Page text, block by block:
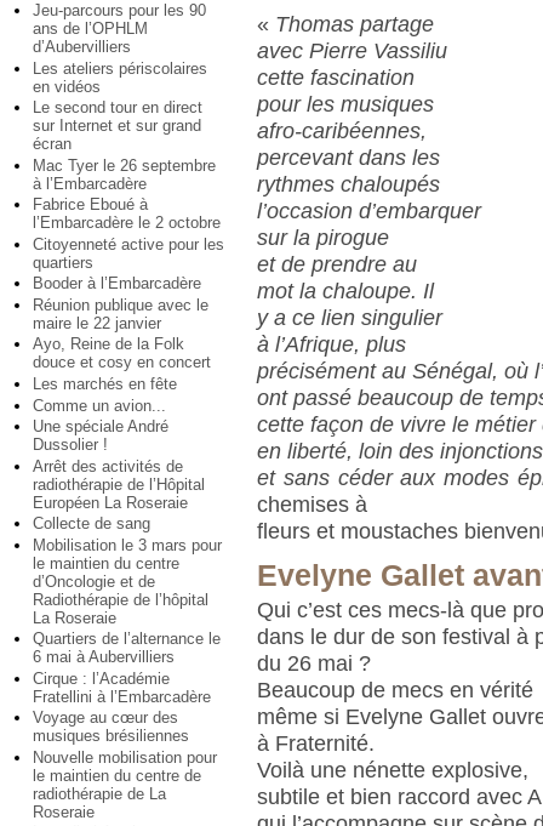
Jeu-parcours pour les 90
ans de l’OPHLM
d’Aubervilliers
Les ateliers périscolaires
en vidéos
Le second tour en direct
sur Internet et sur grand
écran
Mac Tyer le 26 septembre
à l’Embarcadère
Fabrice Eboué à
l’Embarcadère le 2 octobre
Citoyenneté active pour les
quartiers
Booder à l’Embarcadère
Réunion publique avec le
maire le 22 janvier
Ayo, Reine de la Folk
douce et cosy en concert
Les marchés en fête
Comme un avion...
Une spéciale André
Dussolier !
Arrêt des activités de
radiothérapie de l’Hôpital
Européen La Roseraie
Collecte de sang
Mobilisation le 3 mars pour
le maintien du centre
d’Oncologie et de
Radiothérapie de l’hôpital
La Roseraie
Quartiers de l’alternance le
6 mai à Aubervilliers
Cirque : l’Académie
Fratellini à l’Embarcadère
Voyage au cœur des
musiques brésiliennes
Nouvelle mobilisation pour
le maintien du centre de
radiothérapie de La
Roseraie
« Thomas partage
avec Pierre Vassiliu
cette fascination
pour les musiques
afro-caribéennes,
percevant dans les
rythmes chaloupés
l’occasion d’embarquer
sur la pirogue
et de prendre au
mot la chaloupe. Il
y a ce lien singulier
à l’Afrique, plus
précisément au Sénégal, où
ont passé beaucoup de
cette façon de vivre le métier
en liberté, loin des
et sans céder aux modes
chemises à
fleurs et moustaches
Evelyne Gallet
Qui c’est ces mecs-là que
dans le dur de son festival à
du 26 mai ?
Beaucoup de mecs en vérité
même si Evelyne Gallet
à Fraternité.
Voilà une nénette explosive,
subtile et bien raccord avec